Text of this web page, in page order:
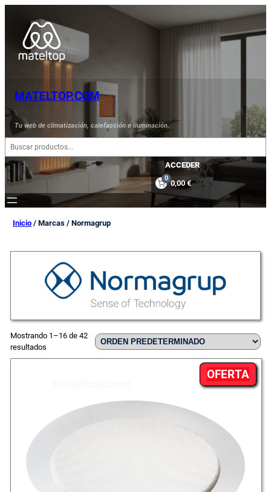
MATELTOP.COM
Tu web de climatización, calefacción e iluminación.
s
a
ACCEDER
0 0,00 €
Inicio / Marcas / Normagrup
Mostrando 1–16 de 42
resultados
OFERTA
EN